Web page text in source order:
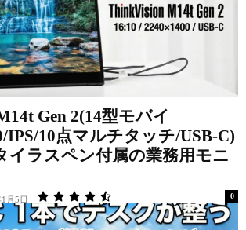
Gen 2(14型モバイ
IPS/10点マルチタッチ/USB-C)
イラスペン付属の業務用モニ
月5日 0